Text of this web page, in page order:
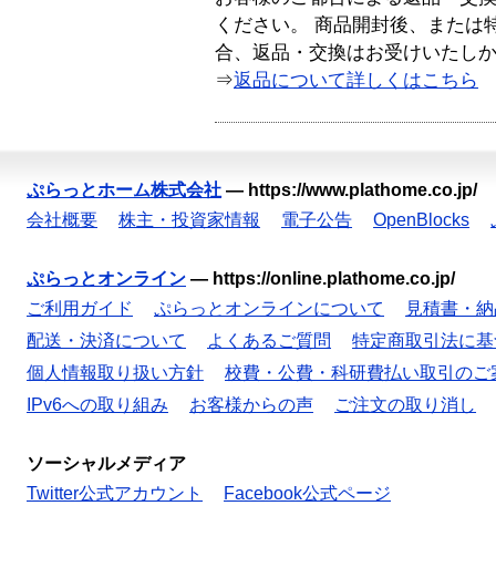
ください。 商品開封後、または
合、返品・交換はお受けいたし
⇒返品について詳しくはこちら
ぷらっとホーム株式会社 — https://www.plathome.co.jp/
会社概要
株主・投資家情報 電子公告 OpenBlocks
ぷらっとオンライン — https://online.plathome.co.jp/
ご利用ガイド
ぷらっとオンラインについて
見積書・
配送・決済について
よくあるご質問
特定商取引法に
個人情報取り扱い方針
校費・公費・科研費払い取引のご
IPv6への取り組み
お客様からの声 ご注文の取り消し
ソーシャルメディア
Twitter公式アカウント
Facebook公式ページ